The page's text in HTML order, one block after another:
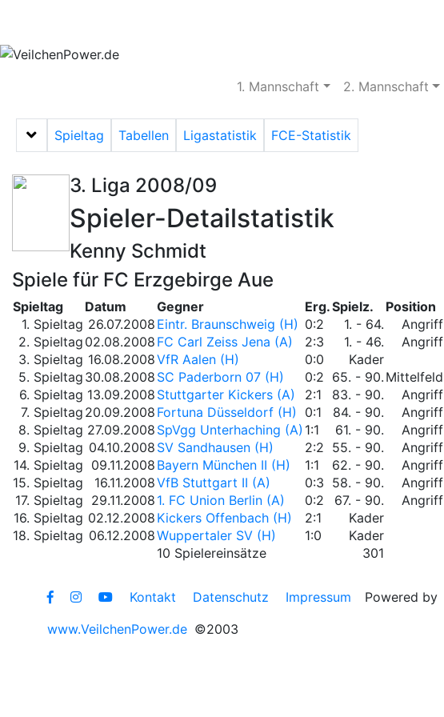
1. Mannschaft 2. Mannschaft
Menü auf-/zuklappen
Spieltag Tabellen Ligastatistik FCE-Statistik
3. Liga 2008/09
Spieler-Detailstatistik
Kenny Schmidt
Spiele für FC Erzgebirge Aue
Spieltag Datum Gegner Erg.Spielz. Position
1. Spieltag 26.07.2008 Eintr. Braunschweig (H) 0:2 1. - 64. Angriff
2. Spieltag 02.08.2008 FC Carl Zeiss Jena (A) 2:3 1. - 46. Angriff
3. Spieltag 16.08.2008VfR Aalen (H) 0:0 Kader
5. Spieltag 30.08.2008 SC Paderborn 07 (H) 0:2 65. - 90. Mittelfeld
6. Spieltag 13.09.2008 Stuttgarter Kickers (A) 2:1 83. - 90. Angriff
7. Spieltag 20.09.2008 Fortuna Düsseldorf (H) 0:1 84. - 90. Angriff
8. Spieltag 27.09.2008 SpVgg Unterhaching (A) 1:1 61. - 90. Angriff
9. Spieltag 04.10.2008 SV Sandhausen (H) 2:2 55. - 90. Angriff
14. Spieltag 09.11.2008 Bayern München II (H) 1:1 62. - 90. Angriff
15. Spieltag
16.11.2008VfB Stuttgart II (A) 0:3 58. - 90. Angriff
17. Spieltag 29.11.2008 1. FC Union Berlin (A) 0:2 67. - 90. Angriff
16. Spieltag 02.12.2008 Kickers Offenbach (H) 2:1 Kader
18. Spieltag 06.12.2008Wuppertaler SV (H) 1:0 Kader
10 Spielereinsätze
301
Kontakt Datenschutz Impressum Powered by
www.VeilchenPower.de ©2003